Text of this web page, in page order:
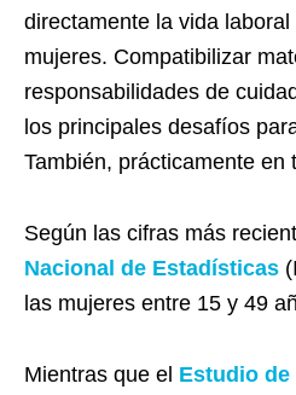
directamente la vida
mujeres. Compatibilizar
responsabilidades de
los principales desafíos
También, prácticamente en
Según las cifras más
Nacional de Estadísticas
las mujeres entre 15 y 49
Mientras que el Estudio de